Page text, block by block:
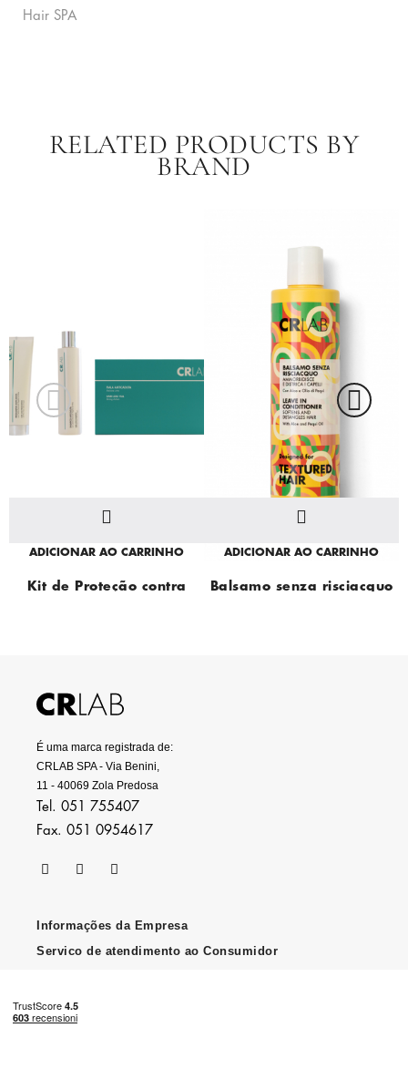
Hair SPA
RELATED PRODUCTS BY
BRAND
ADICIONAR AO CARRINHO
Kit de Proteção contra
ADICIONAR AO CARRINHO
Balsamo senza risciacquo
É uma marca registrada de:
CRLAB SPA - Via Benini,
11 - 40069 Zola Predosa
Tel. 051 755407
Fax. 051 0954617
Informações da Empresa
Servico de atendimento ao Consumidor